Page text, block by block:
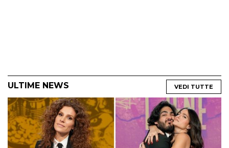
ULTIME NEWS VEDI TUTTE